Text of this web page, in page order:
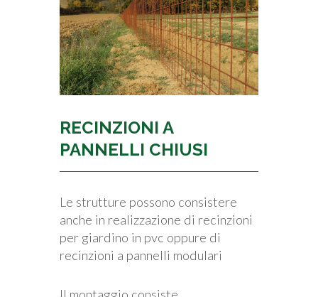
RECINZIONI A
PANNELLI CHIUSI
Le strutture possono consistere
anche in realizzazione di recinzioni
per giardino in pvc oppure di
recinzioni a pannelli modulari